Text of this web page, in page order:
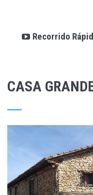
Recorrido
CASA